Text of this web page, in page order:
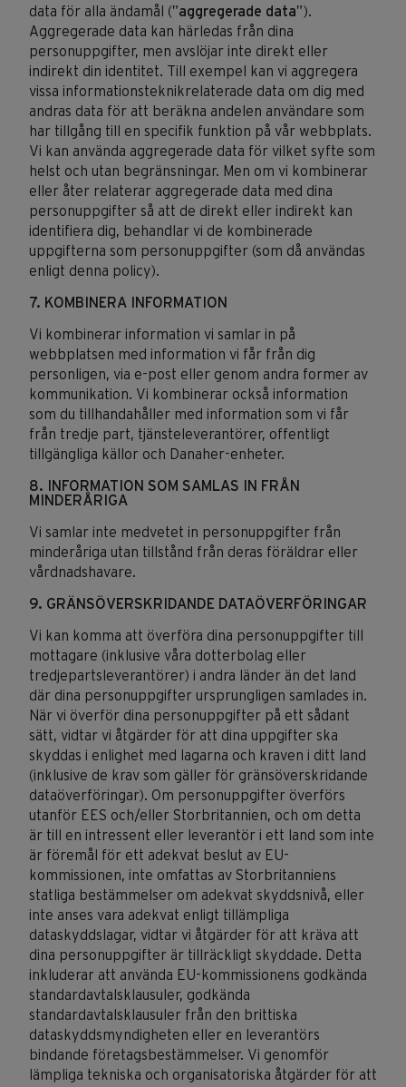
data för alla ändamål (”aggregerade data”).
Aggregerade data kan härledas från dina
personuppgifter, men avslöjar inte direkt eller
indirekt din identitet. Till exempel kan vi aggregera
vissa informationsteknikrelaterade data om dig med
andras data för att beräkna andelen användare som
har tillgång till en specifik funktion på vår webbplats.
Vi kan använda aggregerade data för vilket syfte som
helst och utan begränsningar. Men om vi kombinerar
eller åter relaterar aggregerade data med dina
personuppgifter så att de direkt eller indirekt kan
identifiera dig, behandlar vi de kombinerade
uppgifterna som personuppgifter (som då användas
enligt denna policy).
7. KOMBINERA INFORMATION
Vi kombinerar information vi samlar in på
webbplatsen med information vi får från dig
personligen, via e-post eller genom andra former av
kommunikation. Vi kombinerar också information
som du tillhandahåller med information som vi får
från tredje part, tjänsteleverantörer, offentligt
tillgängliga källor och Danaher-enheter.
8. INFORMATION SOM SAMLAS IN FRÅN
MINDERÅRIGA
Vi samlar inte medvetet in personuppgifter från
minderåriga utan tillstånd från deras föräldrar eller
vårdnadshavare.
9. GRÄNSÖVERSKRIDANDE DATAÖVERFÖRINGAR
Vi kan komma att överföra dina personuppgifter till
mottagare (inklusive våra dotterbolag eller
tredjepartsleverantörer) i andra länder än det land
där dina personuppgifter ursprungligen samlades in.
När vi överför dina personuppgifter på ett sådant
sätt, vidtar vi åtgärder för att dina uppgifter ska
skyddas i enlighet med lagarna och kraven i ditt land
(inklusive de krav som gäller för gränsöverskridande
dataöverföringar). Om personuppgifter överförs
utanför EES och/eller Storbritannien, och om detta
är till en intressent eller leverantör i ett land som inte
är föremål för ett adekvat beslut av EU-
kommissionen, inte omfattas av Storbritanniens
statliga bestämmelser om adekvat skyddsnivå, eller
inte anses vara adekvat enligt tillämpliga
dataskyddslagar, vidtar vi åtgärder för att kräva att
dina personuppgifter är tillräckligt skyddade. Detta
inkluderar att använda EU-kommissionens godkända
standardavtalsklausuler, godkända
standardavtalsklausuler från den brittiska
dataskyddsmyndigheten eller en leverantörs
bindande företagsbestämmelser. Vi genomför
lämpliga tekniska och organisatoriska åtgärder för att